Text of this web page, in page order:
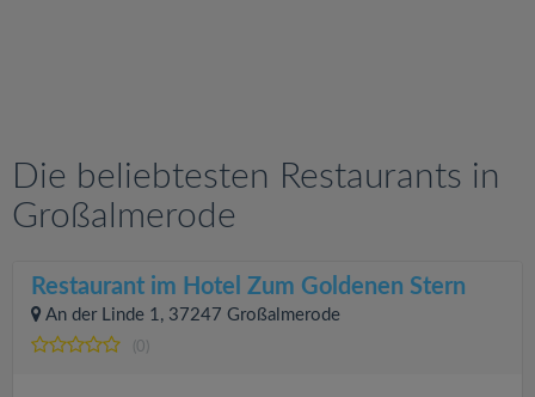
Die beliebtesten Restaurants in
Großalmerode
Restaurant im Hotel Zum Goldenen Stern
An der Linde 1, 37247 Großalmerode
(0)